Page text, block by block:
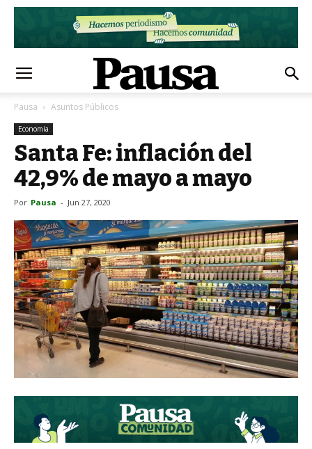
Pausa Asuntos Públicos
Economía
Santa Fe: inflación del
42,9% de mayo a mayo
Por Pausa - Jun 27, 2020